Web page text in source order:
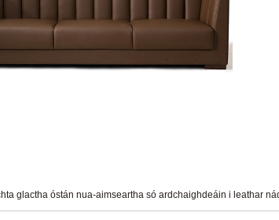
glactha óstán nua-aimseartha só ardchaighdeáin i leathar